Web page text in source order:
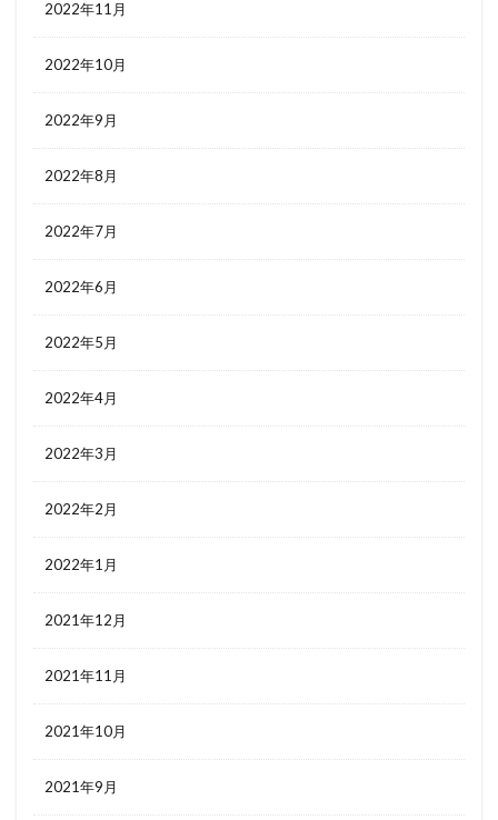
2022年11月
2022年10月
2022年9月
2022年8月
2022年7月
2022年6月
2022年5月
2022年4月
2022年3月
2022年2月
2022年1月
2021年12月
2021年11月
2021年10月
2021年9月